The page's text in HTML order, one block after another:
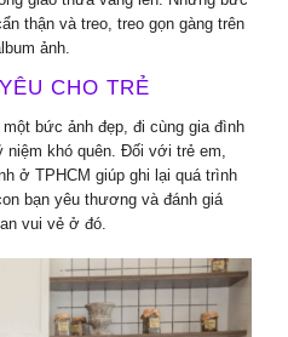
thận và treo, treo gọn gàng trên
ảnh.
CHO TRẺ
bức ảnh đẹp, đi cùng gia đình
khó quên. Đối với trẻ em,
ở TPHCM giúp ghi lại quá trình
bạn yêu thương và đánh giá
vui vẻ ở đó.